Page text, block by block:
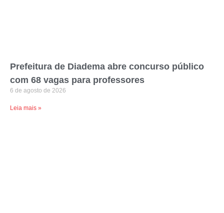
Prefeitura de Diadema abre concurso público
com 68 vagas para professores
6 de agosto de 2026
Leia mais »